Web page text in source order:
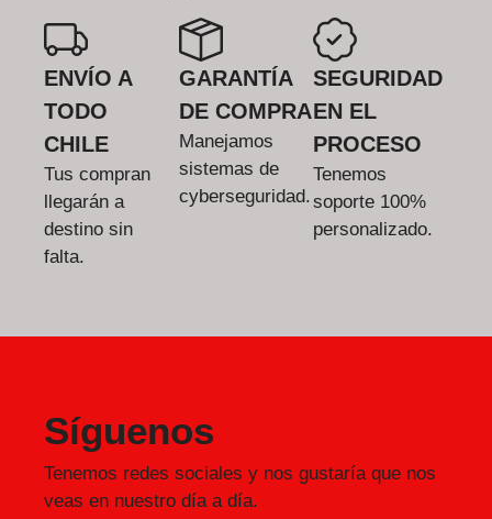
ENVÍO A
TODO
CHILE
Tus compran
llegarán a
destino sin
falta.
GARANTÍA
DE COMPRA
Manejamos
sistemas de
cyberseguridad.
SEGURIDAD
EN EL
PROCESO
Tenemos
soporte 100%
personalizado.
Síguenos
Tenemos redes sociales y nos gustaría que nos
veas en nuestro día a día.